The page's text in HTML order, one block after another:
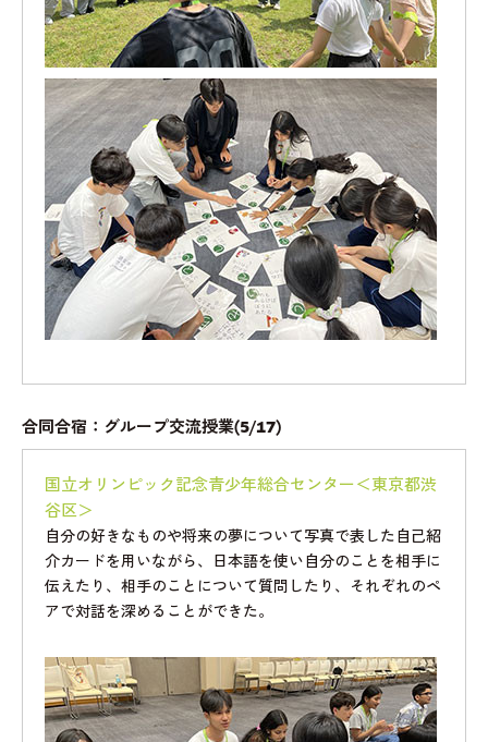
合同合宿：グループ交流授業(5/17)
国立オリンピック記念青少年総合センター＜東京都渋
谷区＞
自分の好きなものや将来の夢について写真で表した自己紹
介カードを用いながら、日本語を使い自分のことを相手に
伝えたり、相手のことについて質問したり、それぞれのペ
アで対話を深めることができた。